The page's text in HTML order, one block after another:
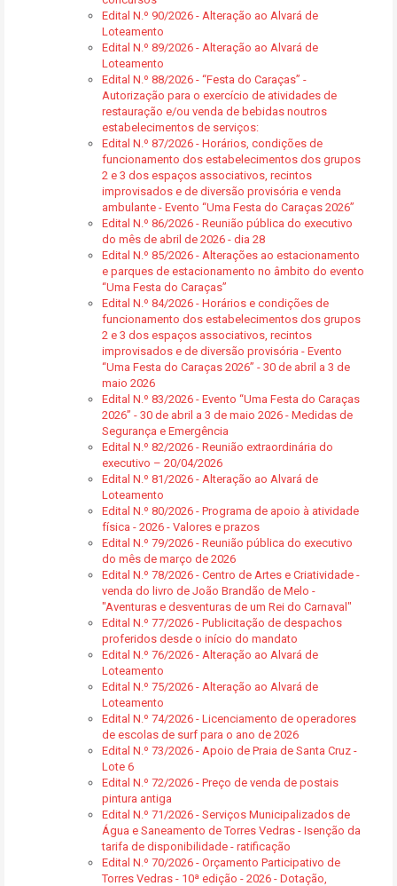
Edital N.º 90/2026 - Alteração ao Alvará de
Loteamento
Edital N.º 89/2026 - Alteração ao Alvará de
Loteamento
Edital N.º 88/2026 - “Festa do Caraças” -
Autorização para o exercício de atividades de
restauração e/ou venda de bebidas noutros
estabelecimentos de serviços:
Edital N.º 87/2026 - Horários, condições de
funcionamento dos estabelecimentos dos grupos
2 e 3 dos espaços associativos, recintos
improvisados e de diversão provisória e venda
ambulante - Evento “Uma Festa do Caraças 2026”
Edital N.º 86/2026 - Reunião pública do executivo
do mês de abril de 2026 - dia 28
Edital N.º 85/2026 - Alterações ao estacionamento
e parques de estacionamento no âmbito do evento
“Uma Festa do Caraças”
Edital N.º 84/2026 - Horários e condições de
funcionamento dos estabelecimentos dos grupos
2 e 3 dos espaços associativos, recintos
improvisados e de diversão provisória - Evento
“Uma Festa do Caraças 2026” - 30 de abril a 3 de
maio 2026
Edital N.º 83/2026 - Evento “Uma Festa do Caraças
2026” - 30 de abril a 3 de maio 2026 - Medidas de
Segurança e Emergência
Edital N.º 82/2026 - Reunião extraordinária do
executivo – 20/04/2026
Edital N.º 81/2026 - Alteração ao Alvará de
Loteamento
Edital N.º 80/2026 - Programa de apoio à atividade
física - 2026 - Valores e prazos
Edital N.º 79/2026 - Reunião pública do executivo
do mês de março de 2026
Edital N.º 78/2026 - Centro de Artes e Criatividade -
venda do livro de João Brandão de Melo -
"Aventuras e desventuras de um Rei do Carnaval"
Edital N.º 77/2026 - Publicitação de despachos
proferidos desde o início do mandato
Edital N.º 76/2026 - Alteração ao Alvará de
Loteamento
Edital N.º 75/2026 - Alteração ao Alvará de
Loteamento
Edital N.º 74/2026 - Licenciamento de operadores
de escolas de surf para o ano de 2026
Edital N.º 73/2026 - Apoio de Praia de Santa Cruz -
Lote 6
Edital N.º 72/2026 - Preço de venda de postais
pintura antiga
Edital N.º 71/2026 - Serviços Municipalizados de
Água e Saneamento de Torres Vedras - Isenção da
tarifa de disponibilidade - ratificação
Edital N.º 70/2026 - Orçamento Participativo de
Torres Vedras - 10ª edição - 2026 - Dotação,